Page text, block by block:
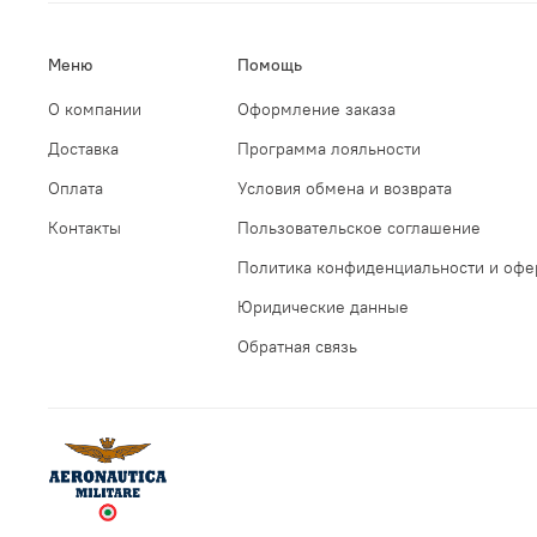
Меню
О компании
Доставка
Оплата
Контакты
Помощь
Оформление заказа
Программа лояльности
Условия обмена и возврата
Пользовательское соглашение
Политика конфиденциальности и
Юридические данные
Обратная связь